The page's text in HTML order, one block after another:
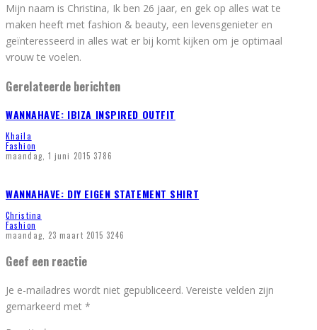
Mijn naam is Christina, Ik ben 26 jaar, en gek op alles wat te
maken heeft met fashion & beauty, een levensgenieter en
geïnteresseerd in alles wat er bij komt kijken om je optimaal
vrouw te voelen.
Gerelateerde berichten
WANNAHAVE: IBIZA INSPIRED OUTFIT
Khaila
Fashion
maandag, 1 juni 2015 3786
WANNAHAVE: DIY EIGEN STATEMENT SHIRT
Christina
Fashion
maandag, 23 maart 2015 3246
Geef een reactie
Je e-mailadres wordt niet gepubliceerd. Vereiste velden zijn
gemarkeerd met *